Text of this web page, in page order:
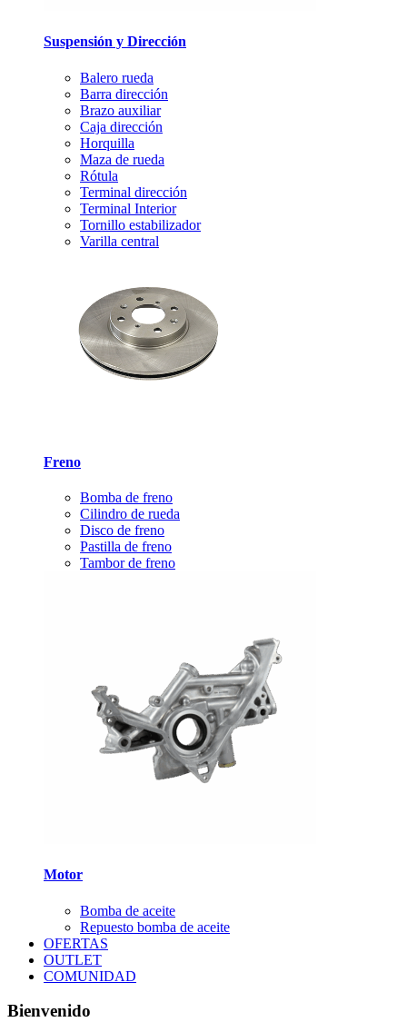
Suspensión y Dirección
Balero rueda
Barra dirección
Brazo auxiliar
Caja dirección
Horquilla
Maza de rueda
Rótula
Terminal dirección
Terminal Interior
Tornillo estabilizador
Varilla central
Freno
Bomba de freno
Cilindro de rueda
Disco de freno
Pastilla de freno
Tambor de freno
Motor
Bomba de aceite
Repuesto bomba de aceite
OFERTAS
OUTLET
COMUNIDAD
Bienvenido